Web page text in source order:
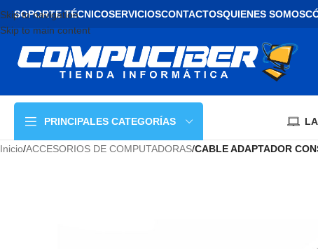
Skip to navigation
Skip to main content
SOPORTE TÉCNICOSERVICIOSCONTACTOSQUIENES SOMOS
PRINCIPALES CATEGORÍAS
Inicio/ACCESORIOS DE COMPUTADORAS/CABLE ADAPTADOR